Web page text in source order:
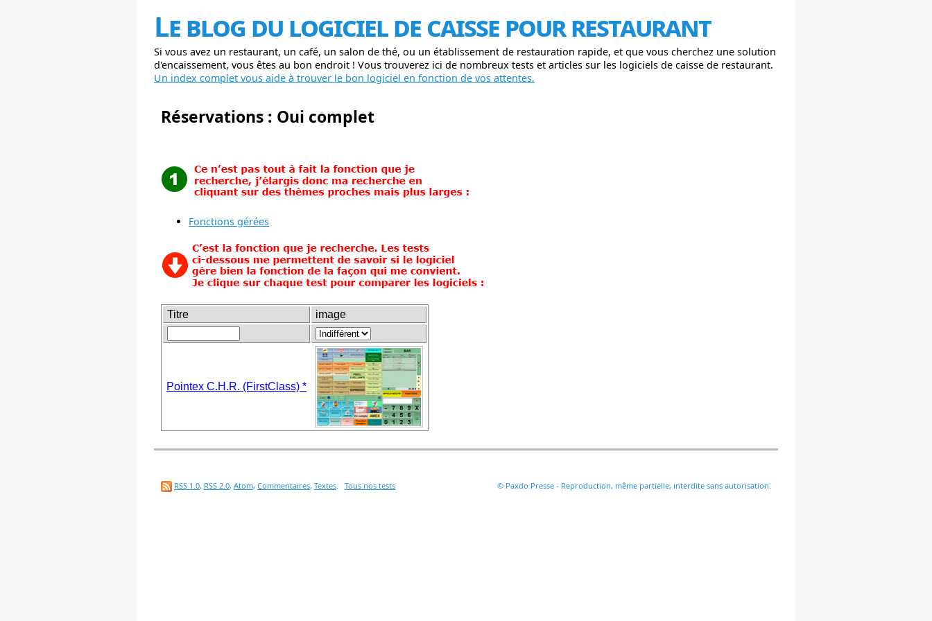
Le blog du logiciel de caisse pour restaurant
Si vous avez un restaurant, un café, un salon de thé, ou un établissement de restauration rapide, et que vous cherchez une solution
d'encaissement, vous êtes au bon endroit ! Vous trouverez ici de nombreux tests et articles sur les logiciels de caisse de restaurant.
Un index complet vous aide à trouver le bon logiciel en fonction de vos attentes.
Réservations : Oui complet
Fonctions gérées
Titre image
Pointex C.H.R. (FirstClass) *
RSS 1.0, RSS 2.0, Atom, Commentaires, Textes. Tous nos tests © Paxdo Presse - Reproduction, même partielle, interdite sans autorisation.